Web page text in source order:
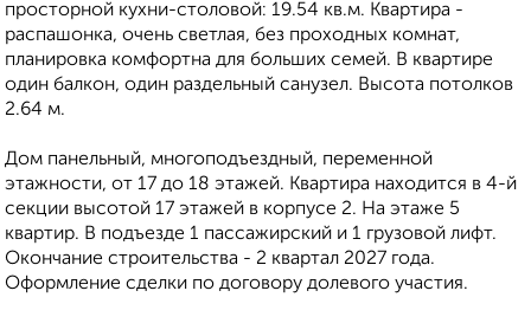
просторной кухни-столовой: 19.54 кв.м. Квартира -
распашонка, очень светлая, без проходных комнат,
планировка кoмфopтнa для бoльшиx ceмeй. В квартире
один балкон, один раздельный санузел. Высота потолков
2.64 м.
Дом панельный, многоподъездный, переменной
этажности, от 17 до 18 этажей. Квартира находится в 4-й
секции высотой 17 этажей в корпусе 2. На этаже 5
квартир. В подъезде 1 пассажирский и 1 грузовой лифт.
Окончание строительства - 2 квартал 2027 года.
Оформление сделки по договору долевого участия.